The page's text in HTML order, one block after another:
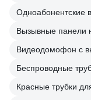
Одноабонентские
Вызывные панели
Видеодомофон с
Беспроводные
Красные трубки